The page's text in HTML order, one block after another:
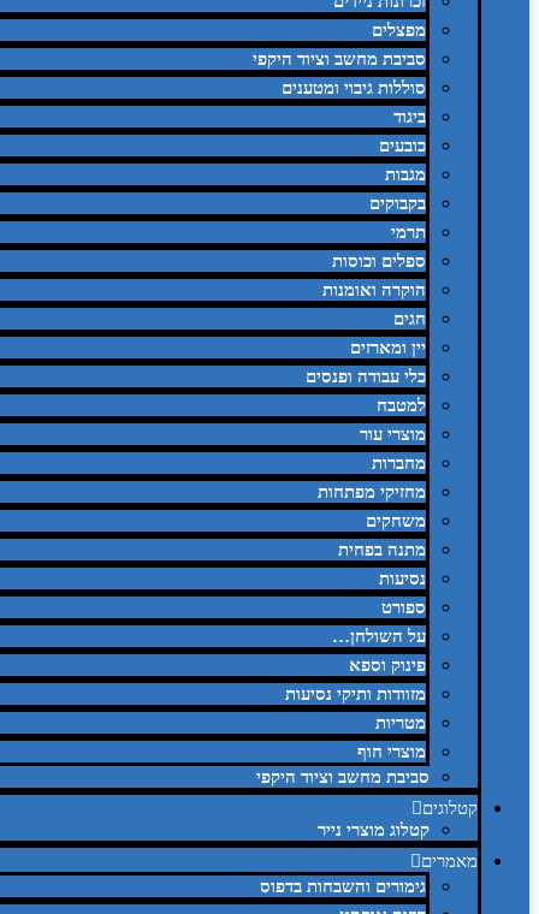
מפצלים
סביבת מחשב וציוד היקפי
סוללות גיבוי ומטענים
ביגוד
כובעים
מגבות
בקבוקים
תרמי
ספלים וכוסות
הוקרה ואומנות
חגים
יין ומארזים
כלי עבודה ופנסים
למטבח
מוצרי עור
מחברות
מחזיקי מפתחות
משחקים
מתנה בפחית
נסיעות
ספורט
על השולחן…
פינוק וספא
מזוודות ותיקי נסיעות
מטריות
מוצרי חוף
סביבת מחשב וציוד היקפי
קטלוגים
קטלוג מוצרי נייר
מאמרים
גימורים והשבחות בדפוס